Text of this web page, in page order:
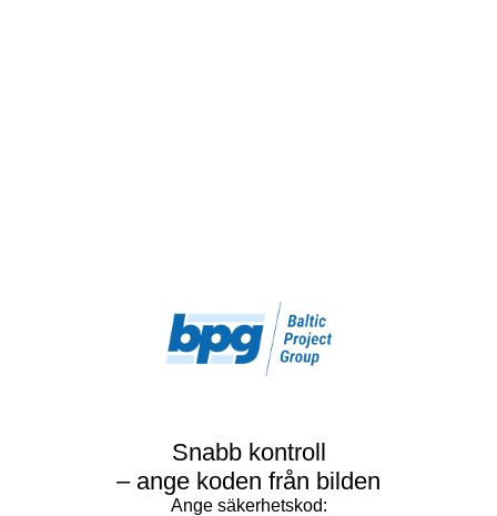
Snabb kontroll
– ange koden från bilden
Ange säkerhetskod: